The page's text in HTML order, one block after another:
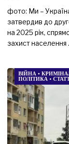
фото: Ми –
затвердив до
на 2025 рік,
захист населення
ВІЙНА •
ПОЛІТИКА •